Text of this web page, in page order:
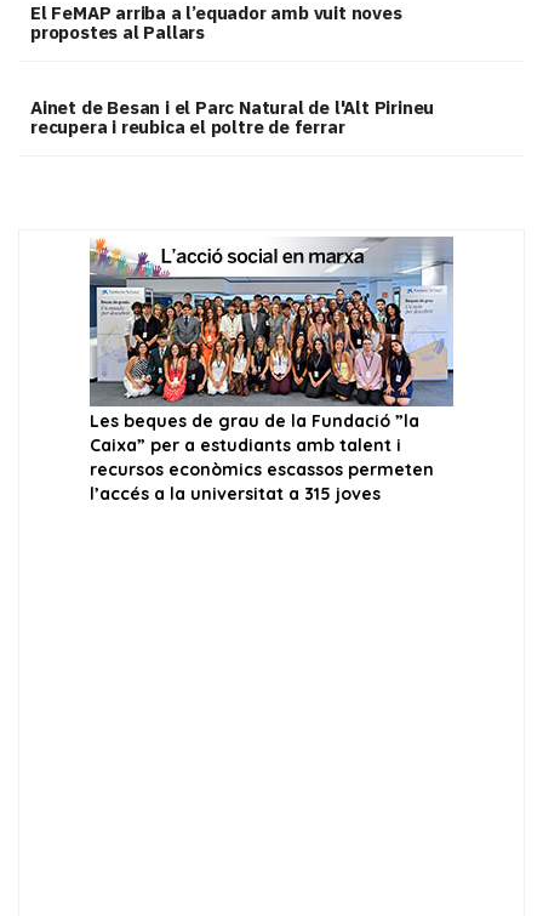
El FeMAP arriba a l’equador amb vuit noves
propostes al Pallars
Ainet de Besan i el Parc Natural de l'Alt Pirineu
recupera i reubica el poltre de ferrar